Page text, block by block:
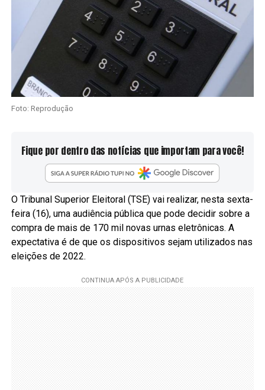
Foto: Reprodução
Fique por dentro das notícias que importam para você!
O Tribunal Superior Eleitoral (TSE) vai realizar, nesta sexta-
feira (16), uma audiência pública que pode decidir sobre a
compra de mais de 170 mil novas urnas eletrônicas. A
expectativa é de que os dispositivos sejam utilizados nas
eleições de 2022.